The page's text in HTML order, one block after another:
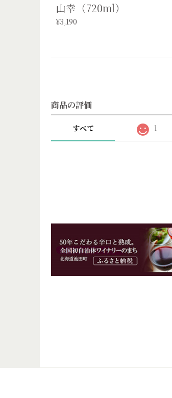
山幸（720ml）
¥3,190
商品の評価
すべて 1